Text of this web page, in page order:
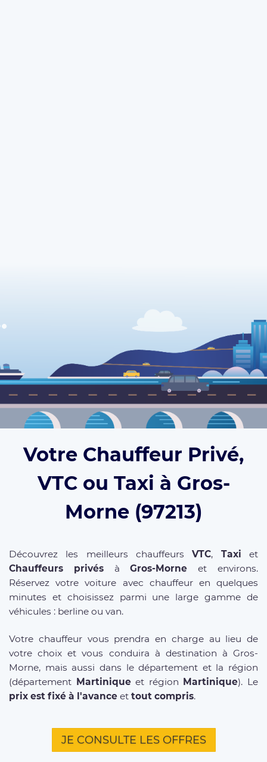
Votre Chauffeur Privé,
VTC ou Taxi à Gros-
Morne (97213)
Découvrez les meilleurs chauffeursVTC, Taxi et
Chauffeurs privésàGros-Morne et environs.
Réservez votre voiture avec chauffeur en quelques
minutes et choisissez parmi une large gamme de
véhicules : berline ou van.
Votre chauffeur vous prendra en charge au lieu de
votre choix et vous conduira à destination à Gros-
Morne, mais aussi dans le département et la région
(département Martiniqueet région Martinique). Le
prix est fixé à l'avance et tout compris.
JE CONSULTE LES OFFRES